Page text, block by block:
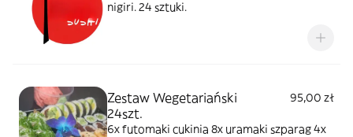
nigiri. 24 sztuki.
Zestaw Wegetariański
24szt.
95,00 zł
6x futomaki cukinia 8x uramaki szparag 4x